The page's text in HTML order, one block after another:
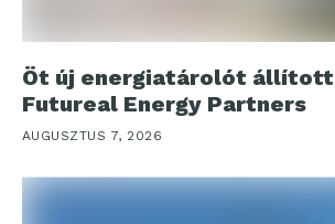
Öt új energiatárolót állított
Futureal Energy Partners
AUGUSZTUS 7, 2026